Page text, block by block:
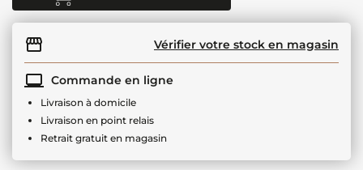
Vérifier votre stock en magasin
Commande en ligne
Livraison à domicile
Livraison en point relais
Retrait gratuit en magasin